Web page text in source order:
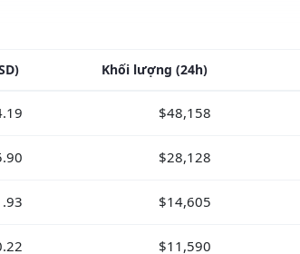
Khối lượng (24h)
$48,158
$28,128
$14,605
$11,590